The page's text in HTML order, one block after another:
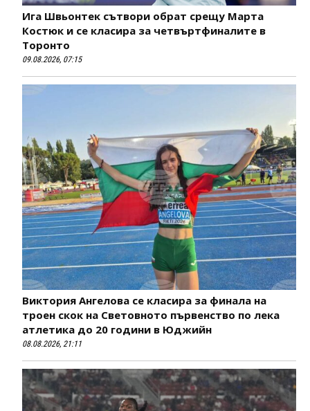
Ига Швьонтек сътвори обрат срещу Марта
Костюк и се класира за четвъртфиналите в
Торонто
09.08.2026, 07:15
Виктория Ангелова се класира за финала на
троен скок на Световното първенство по лека
атлетика до 20 години в Юджийн
08.08.2026, 21:11